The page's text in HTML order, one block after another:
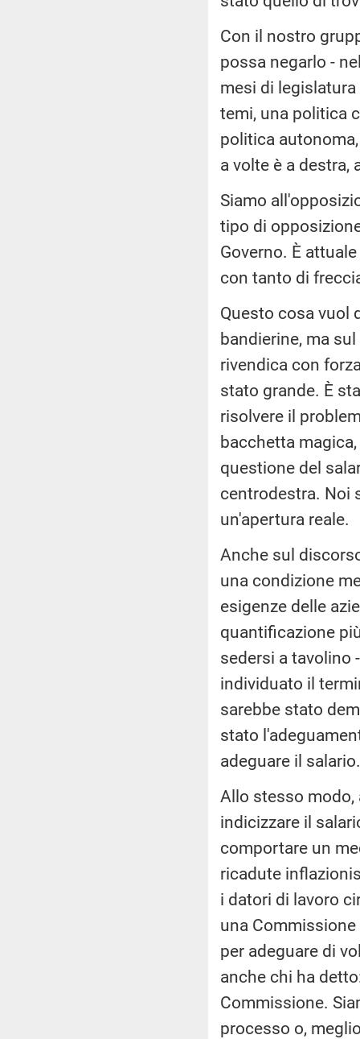
Con il nostro
possa negarlo -
mesi di
temi, una politica
politica
a volte è a destra,
Siamo
tipo di
Governo. È
con tanto di
Questo cosa vuol
bandierine, ma
rivendica con
stato grande. È
risolvere il
bacchetta
questione del
centrodestra. Noi
un'apertura reale.
Anche sul
una condizione
esigenze delle
quantificazione
sedersi a tavolino
individuato il
sarebbe stato
stato
adeguare il salario.
Allo stesso
indicizzare il
comportare un
ricadute
i datori di lavoro
una
per adeguare di
anche chi ha
Commissione.
processo o,